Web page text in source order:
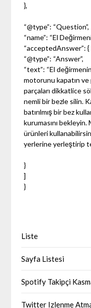
},
“@type”: “Question”,
“name”: “El
“acceptedAnswer”: {
“@type”: “Answer”,
“text”: “El
motorunu kapatın ve
parçaları dikkatlice
nemli bir bezle silin.
batırılmış bir bez
kurumasını
ürünleri
yerlerine yerleştirip
}
]
}
Liste
Sayfa Listesi
Spotify Takipçi
Twitter Izlenme